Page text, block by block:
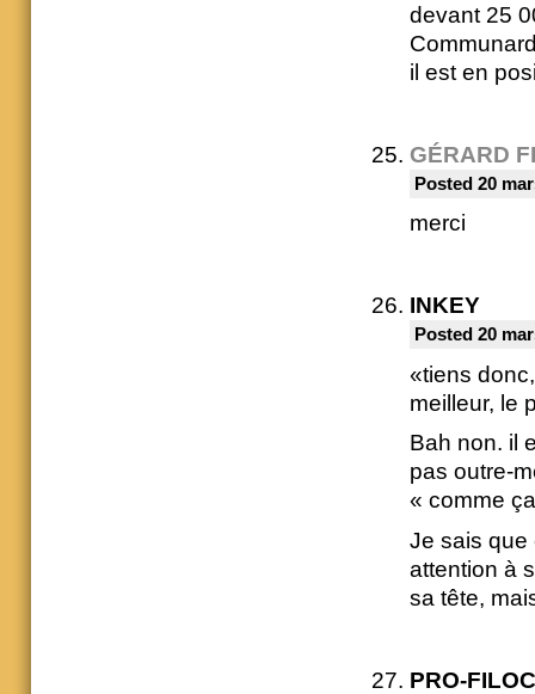
devant 25
il est en
GÉRARD
Posted 20
merci
INKEY
Posted 20
«tiens
meilleur, le
Bah non. il
pas outre-
« comme
Je sais que
attention à
sa tête,
PRO-